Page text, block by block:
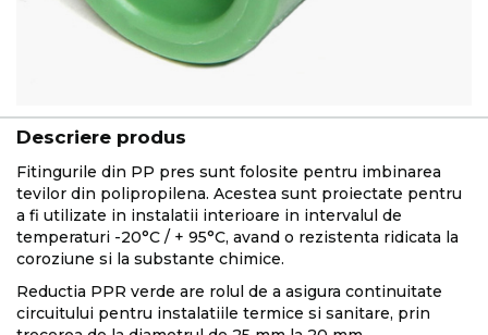
Descriere produs
Fitingurile din PP pres sunt folosite pentru imbinarea
tevilor din polipropilena. Acestea sunt proiectate pentru
a fi utilizate in instalatii interioare in intervalul de
temperaturi -20°C / + 95°C, avand o rezistenta ridicata la
coroziune si la substante chimice.
Reductia PPR verde are rolul de a asigura continuitate
circuitului pentru instalatiile termice si sanitare, prin